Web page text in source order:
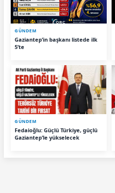
GÜNDEM
Gaziantep’in başkanı listede ilk
5’te
GÜNDEM
Fedaioğlu: Güçlü Türkiye, güçlü
Gaziantep’le yükselecek